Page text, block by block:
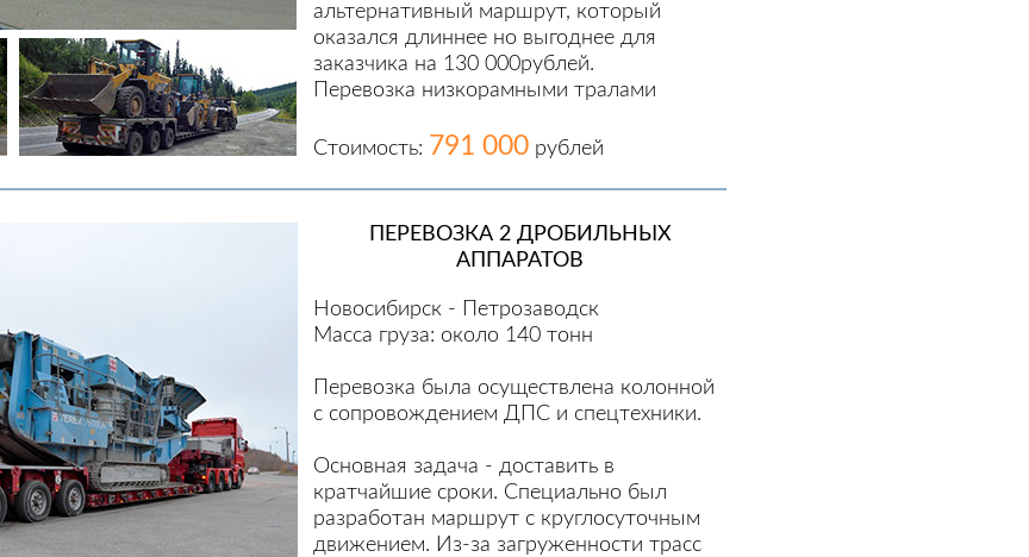
альтернативный маршрут, который
оказался длиннее но выгоднее для
заказчика на 130 000рублей.
Перевозка низкорамными тралами
Стоимость: 791 000 рублей
ПЕРЕВОЗКА 2 ДРОБИЛЬНЫХ
АППАРАТОВ
Новосибирск - Петрозаводск
Масса груза: около 140 тонн
Перевозка была осуществлена колонной
с сопровождением ДПС и спецтехники.
Основная задача - доставить в
кратчайшие сроки. Специально был
разработан маршрут с круглосуточным
движением. Из-за загруженности трасс